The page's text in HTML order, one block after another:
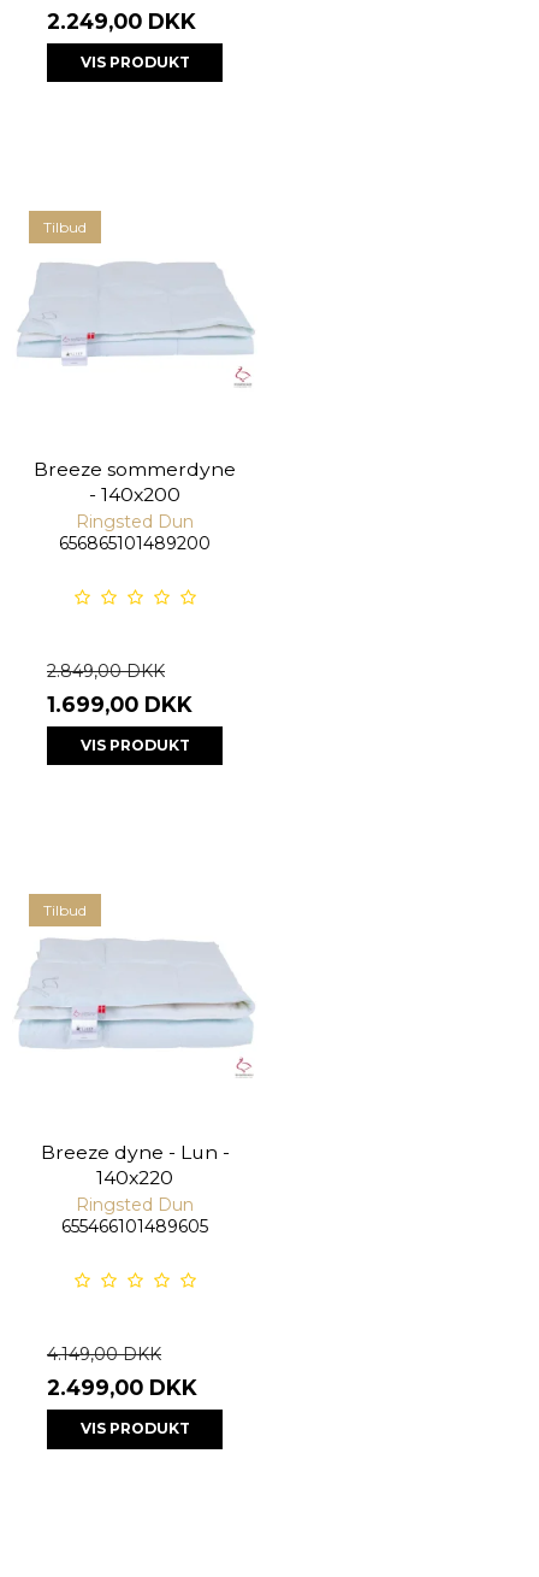
2.249,00 DKK
VIS PRODUKT
Tilbud
Breeze sommerdyne
- 140x200
Ringsted Dun
656865101489200
2.849,00 DKK
1.699,00 DKK
VIS PRODUKT
Tilbud
Breeze dyne - Lun -
140x220
Ringsted Dun
655466101489605
4.149,00 DKK
2.499,00 DKK
VIS PRODUKT